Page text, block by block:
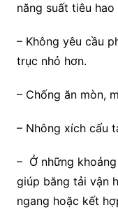
năng suất tiêu
– Không yêu cầu
trục nhỏ hơn.
– Chống ăn mòn,
– Nhông xích cấu
– Ở những
giúp băng tải vận
ngang hoặc kết